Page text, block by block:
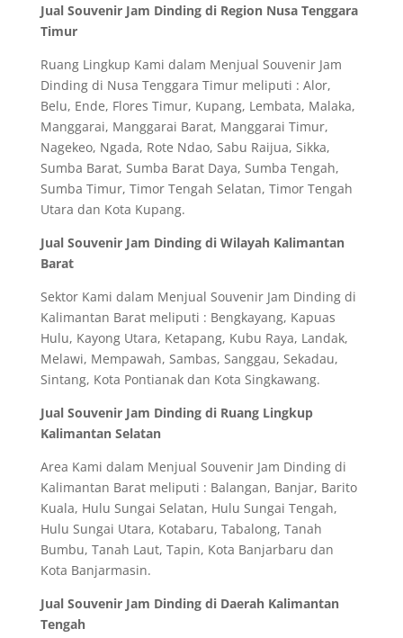
Jual Souvenir Jam Dinding di Region Nusa Tenggara
Timur
Ruang Lingkup Kami dalam Menjual Souvenir Jam
Dinding di Nusa Tenggara Timur meliputi : Alor,
Belu, Ende, Flores Timur, Kupang, Lembata, Malaka,
Manggarai, Manggarai Barat, Manggarai Timur,
Nagekeo, Ngada, Rote Ndao, Sabu Raijua, Sikka,
Sumba Barat, Sumba Barat Daya, Sumba Tengah,
Sumba Timur, Timor Tengah Selatan, Timor Tengah
Utara dan Kota Kupang.
Jual Souvenir Jam Dinding di Wilayah Kalimantan
Barat
Sektor Kami dalam Menjual Souvenir Jam Dinding di
Kalimantan Barat meliputi : Bengkayang, Kapuas
Hulu, Kayong Utara, Ketapang, Kubu Raya, Landak,
Melawi, Mempawah, Sambas, Sanggau, Sekadau,
Sintang, Kota Pontianak dan Kota Singkawang.
Jual Souvenir Jam Dinding di Ruang Lingkup
Kalimantan Selatan
Area Kami dalam Menjual Souvenir Jam Dinding di
Kalimantan Barat meliputi : Balangan, Banjar, Barito
Kuala, Hulu Sungai Selatan, Hulu Sungai Tengah,
Hulu Sungai Utara, Kotabaru, Tabalong, Tanah
Bumbu, Tanah Laut, Tapin, Kota Banjarbaru dan
Kota Banjarmasin.
Jual Souvenir Jam Dinding di Daerah Kalimantan
Tengah